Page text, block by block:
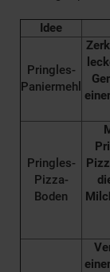
Idee
Pringles-
Paniermehl
Pringles-
Pizza-
Boden